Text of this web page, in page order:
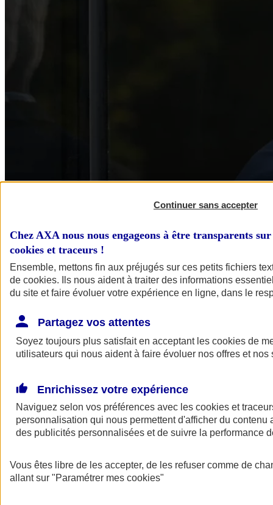
Indemnités de fin de carrière
(IFC)
Transformez une contrainte légale en opportunité fiscale et
Être accompagné par un
Continuer sans accepter
Chez AXA nous nous engageons à être transparents
cookies et traceurs !
Ensemble, mettons fin aux préjugés sur ces petits fichiers
de cookies. Ils nous aident à traiter des informations
du site et faire évoluer votre expérience en ligne, dans le
Partagez vos attentes
Soyez toujours plus satisfait en acceptant les cookies de
utilisateurs qui nous aident à faire évoluer nos offres et nos
Enrichissez votre expérience
Naviguez selon vos préférences avec les cookies et
personnalisation qui nous permettent d'afficher du contenu
des publicités personnalisées et de suivre la performance
Vous êtes libre de les accepter, de les refuser comme de
allant sur "Paramétrer mes cookies"